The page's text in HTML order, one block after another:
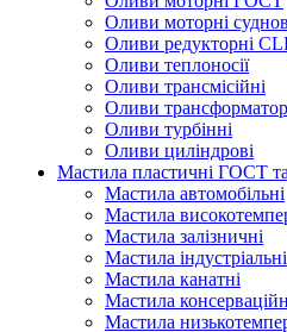
Оливи моторні
Оливи редукторні
Оливи теплоносії
Оливи трансмісійні
Оливи
Оливи турбінні
Оливи циліндрові
Мастила пластичні ГОСТ
Мастила автомобільні
Мастила
Мастила залізничні
Мастила індустріальні
Мастила канатні
Мастила
Мастила